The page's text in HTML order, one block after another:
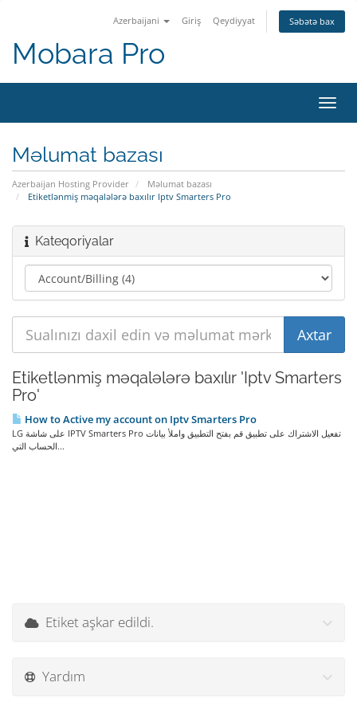
Azerbaijani Giriş Qeydiyyat Səbətə bax
Mobara Pro
keçid
Məlumat bazası
Azerbaijan Hosting Provider
Məlumat bazası
Etiketlənmiş məqalələrə baxılır Iptv Smarters Pro
Kateqoriyalar
Etiketlənmiş məqalələrə baxılır 'Iptv Smarters
Pro'
How to Active my account on Iptv Smarters Pro
LG على شاشة IPTV Smarters Pro تفعيل الاشتراك على تطبيق قم بفتح التطبيق واملأ بيانات
الحساب التي...
Etiket aşkar edildi.
Yardım